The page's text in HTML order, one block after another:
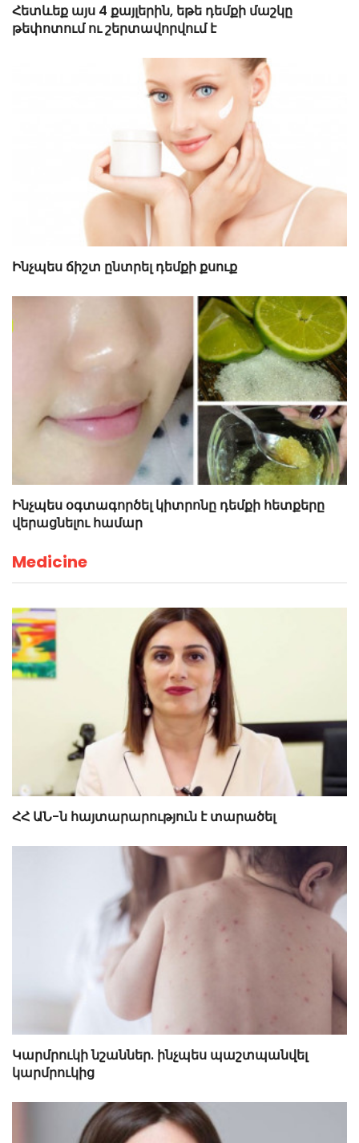
Հետևեք այս 4 քայլերին, եթե դեմքի մաշկը
թեփոտում ու շերտավորվում է
Ինչպես ճիշտ ընտրել դեմքի քսուք
Ինչպես օգտագործել կիտրոնը դեմքի հետքերը
վերացնելու համար
Medicine
ՀՀ ԱՆ-ն հայտարարություն է տարածել
Կարմրուկի նշաններ. ինչպես պաշտպանվել
կարմրուկից